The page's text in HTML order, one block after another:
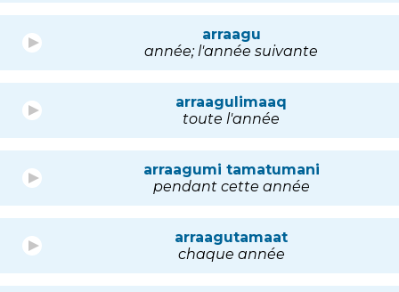
arraagu
année; l'année suivante
arraagulimaaq
toute l'année
arraagumi tamatumani
pendant cette année
arraagutamaat
chaque année